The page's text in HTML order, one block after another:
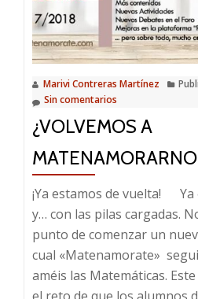
Marivi Contreras Martínez
Sin comentarios
¿VOLVEMOS A
¡Ya estamos de vuelta! Ya
y… con las pilas cargadas.
punto de comenzar un
cual «Matenamorate»
améis las Matemáticas.
el reto de que los alumnos